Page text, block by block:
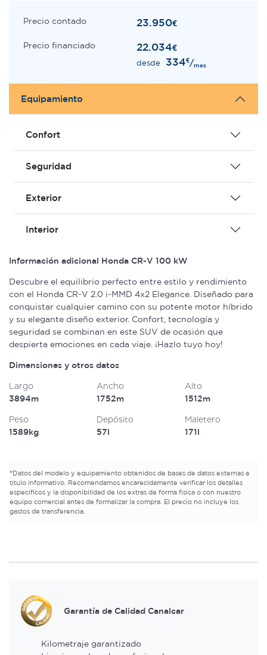
Precio contado 23.950€
Precio financiado 22.034€
desde 334€/mes
Equipamiento
Confort
Seguridad
Exterior
Interior
Información adicional Honda CR-V 100 kW
Descubre el equilibrio perfecto entre estilo y rendimiento
con el Honda CR-V 2.0 i-MMD 4x2 Elegance. Diseñado para
conquistar cualquier camino con su potente motor híbrido
y su elegante diseño exterior. Confort, tecnología y
seguridad se combinan en este SUV de ocasión que
despierta emociones en cada viaje. ¡Hazlo tuyo hoy!
Dimensiones y otros datos
Largo
3894m
Ancho
1752m
Alto
1512m
Peso
1589kg
Depósito
57l
Maletero
171l
*Datos del modelo y equipamiento obtenidos de bases de datos externas a
título informativo. Recomendamos encarecidamente verificar los detalles
específicos y la disponibilidad de los extras de forma física o con nuestro
equipo comercial antes de formalizar la compra. El precio no incluye los
gastos de transferencia.
Garantía de Calidad Canalcar
Kilometraje garantizado